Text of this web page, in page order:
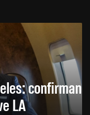
confirman
LA